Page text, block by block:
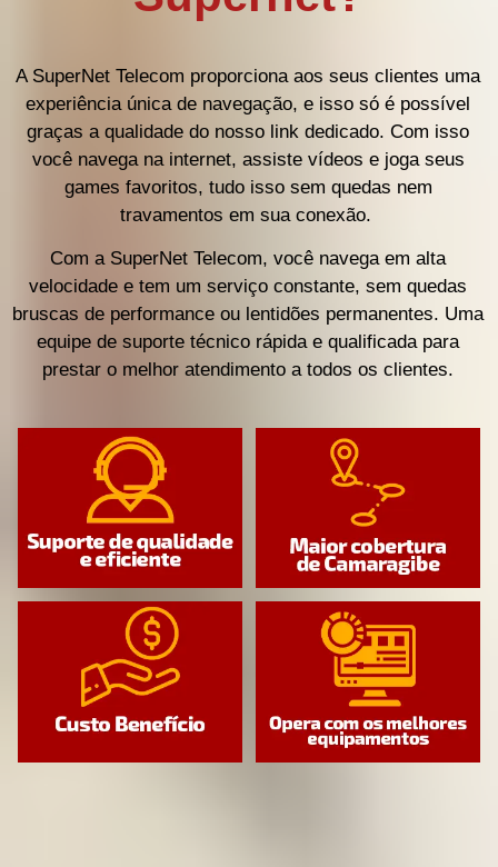
A SuperNet Telecom proporciona aos seus clientes uma
experiência única de navegação, e isso só é possível
graças a qualidade do nosso link dedicado. Com isso
você navega na internet, assiste vídeos e joga seus
games favoritos, tudo isso sem quedas nem
travamentos em sua conexão.
Com a SuperNet Telecom, você navega em alta
velocidade e tem um serviço constante, sem quedas
bruscas de performance ou lentidões permanentes. Uma
equipe de suporte técnico rápida e qualificada para
prestar o melhor atendimento a todos os clientes.